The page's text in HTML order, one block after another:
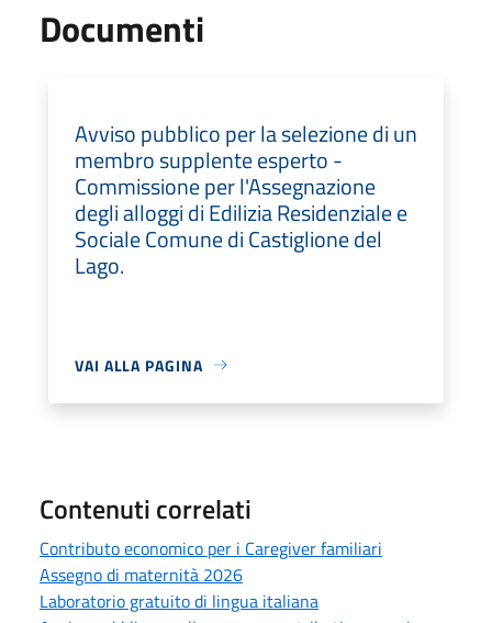
Documenti
Avviso pubblico per la selezione di un
membro supplente esperto -
Commissione per l'Assegnazione
degli alloggi di Edilizia Residenziale e
Sociale Comune di Castiglione del
Lago.
VAI ALLA PAGINA
Contenuti correlati
Contributo economico per i Caregiver familiari
Assegno di maternità 2026
Laboratorio gratuito di lingua italiana